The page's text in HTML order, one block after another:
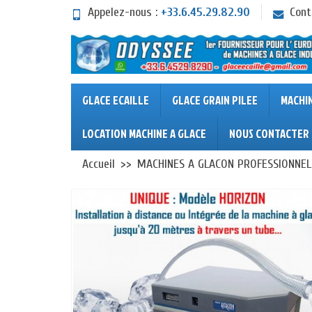
Appelez-nous : +33.6.45.29.82.90
GLACE ECAILLE GLACE GRAIN PILEE
LOCATION MACHINE A GLACE NOUS CONTACTER
Accueil MACHINES A GLACON